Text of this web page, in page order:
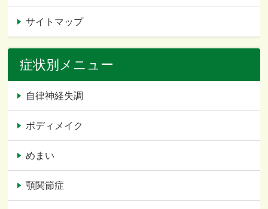
サイトマップ
症状別メニュー
自律神経失調
ボディメイク
めまい
顎関節症